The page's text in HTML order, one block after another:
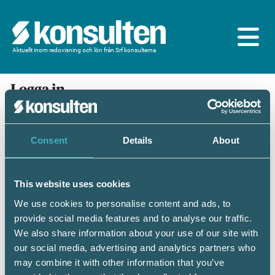
Consent Details About
This website uses cookies
We use cookies to personalise content and ads, to
provide social media features and to analyse our traffic.
We also share information about your use of our site with
our social media, advertising and analytics partners who
may combine it with other information that you’ve
Aktuellt inom redovisning och lön från Srf konsulterna
Logga in
En prenumeration ingår för dig som är
medlem/ansluten till Srf konsulterna. Du loggar in
med BankID eller samma lösenord som du har på
Mobilt BankID
Personnummer(ÅÅÅÅMMDDNNNN)